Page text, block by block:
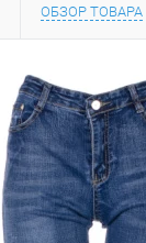
ОБЗОР ТОВАРА